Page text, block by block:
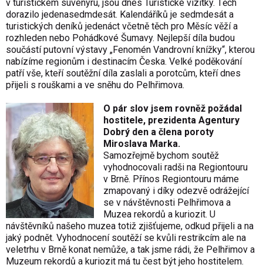
v turistickém suvenýru, jsou dnes Turistické vizitky. Těch
dorazilo jedenasedmdesát. Kalendáříků je sedmdesát a
turistických deníků jedenáct včetně těch pro Měsíc věží a
rozhleden nebo Pohádkové Šumavy. Nejlepší díla budou
součástí putovní výstavy „Fenomén Vandrovní knížky“, kterou
nabízíme regionům i destinacím Česka. Velké poděkování
patří vše, kteří soutěžní díla zaslali a porotcům, kteří dnes
přijeli s rouškami a ve sněhu do Pelhřimova.
O pár slov jsem rovněž požádal
hostitele, prezidenta Agentury
Dobrý den a člena poroty
Miroslava Marka.
Samozřejmě bychom soutěž
vyhodnocovali radši na Regiontouru
v Brně. Přínos Regiontouru máme
zmapovaný i díky odezvě odrážející
se v návštěvnosti Pelhřimova a
Muzea rekordů a kuriozit. U
návštěvníků našeho muzea totiž zjišťujeme, odkud přijeli a na
jaký podnět. Vyhodnocení soutěží se kvůli restrikcím ale na
veletrhu v Brně konat nemůže, a tak jsme rádi, že Pelhřimov a
Muzeum rekordů a kuriozit má tu čest být jeho hostitelem.